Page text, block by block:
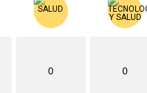
0 0